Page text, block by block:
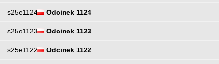
s25e1124 Odcinek 1124
s25e1123 Odcinek 1123
s25e1122 Odcinek 1122